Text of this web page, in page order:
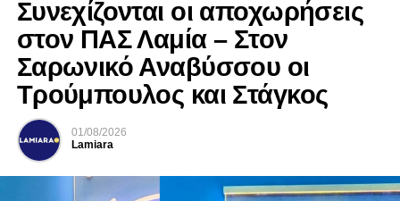
Συνεχίζονται οι αποχωρήσεις
στον ΠΑΣ Λαμία – Στον
Σαρωνικό Αναβύσσου οι
Τρούμπουλος και Στάγκος
01/08/2026
Lamiara